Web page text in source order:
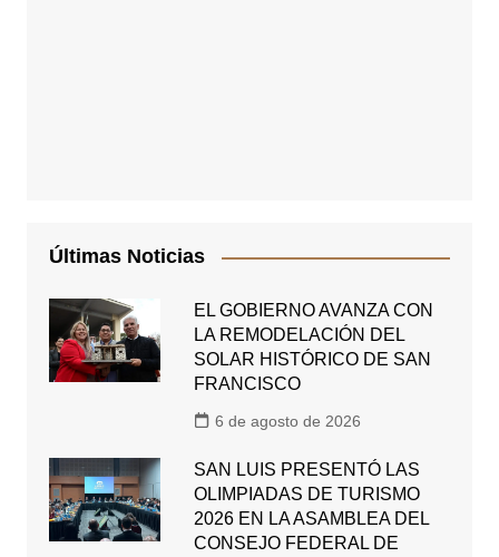
Últimas Noticias
EL GOBIERNO AVANZA CON
LA REMODELACIÓN DEL
SOLAR HISTÓRICO DE SAN
FRANCISCO
6 de agosto de 2026
SAN LUIS PRESENTÓ LAS
OLIMPIADAS DE TURISMO
2026 EN LA ASAMBLEA DEL
CONSEJO FEDERAL DE